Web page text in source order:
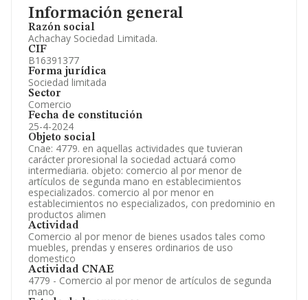
Información general
Razón social
Achachay Sociedad Limitada.
CIF
B16391377
Forma jurídica
Sociedad limitada
Sector
Comercio
Fecha de constitución
25-4-2024
Objeto social
Cnae: 4779. en aquellas actividades que tuvieran
carácter proresional la sociedad actuará como
intermediaria. objeto: comercio al por menor de
artículos de segunda mano en establecimientos
especializados. comercio al por menor en
establecimientos no especializados, con predominio en
productos alimen
Actividad
Comercio al por menor de bienes usados tales como
muebles, prendas y enseres ordinarios de uso
domestico
Actividad CNAE
4779 - Comercio al por menor de artículos de segunda
mano
Información oficial y registral complementaria.